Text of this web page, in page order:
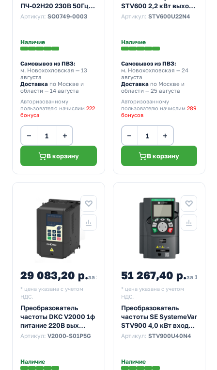
ПЧ-02H20 230В 50Гц
выходной ток 11А 1,5-
Артикул: SQ0749-0003
Наличие
Самовывоз из ПВЗ:
м. Новохохловская — 13
августа
Доставка по Москве и
области — 14 августа
Авторизованному
пользователю начислим 222
бонуса
− +
В корзину
STV600 2,2 кВт выход
5А 400В
Артикул: STV600U22N4
Наличие
Самовывоз из ПВЗ:
м. Новохохловская — 24
августа
Доставкапо Москве и
области — 25 августа
Авторизованному
пользователю начислим 289
бонусов
− +
В корзину
29 083,20 р.за 1 шт
* цена указана с учетом
НДС.
Преобразователь
частоты DKC V2000 1ф
питание 220В вых
мощность 1,5 кВт
Артикул: V2000-S01P5G
Наличие
51 267,40 р.за 1 шт
* цена указана с учетом
НДС.
Преобразователь
частоты SE SystemeVar
STV900 4,0 кВт вход
13,5А выход 9,5А 400В
Артикул: STV900U40N4
Наличие